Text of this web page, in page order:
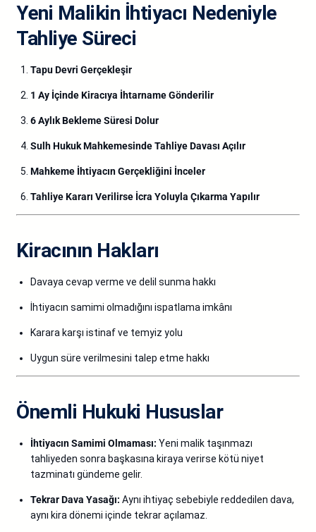
Yeni Malikin İhtiyacı Nedeniyle
Tahliye Süreci
Tapu Devri Gerçekleşir
1 Ay İçinde Kiracıya İhtarname Gönderilir
6 Aylık Bekleme Süresi Dolur
Sulh Hukuk Mahkemesinde Tahliye Davası Açılır
Mahkeme İhtiyacın Gerçekliğini İnceler
Tahliye Kararı Verilirse İcra Yoluyla Çıkarma Yapılır
Kiracının Hakları
Davaya cevap verme ve delil sunma hakkı
İhtiyacın samimi olmadığını ispatlama imkânı
Karara karşı istinaf ve temyiz yolu
Uygun süre verilmesini talep etme hakkı
Önemli Hukuki Hususlar
İhtiyacın Samimi Olmaması: Yeni malik taşınmazı
tahliyeden sonra başkasına kiraya verirse kötü niyet
tazminatı gündeme gelir.
Tekrar Dava Yasağı: Aynı ihtiyaç sebebiyle reddedilen dava,
aynı kira dönemi içinde tekrar açılamaz.